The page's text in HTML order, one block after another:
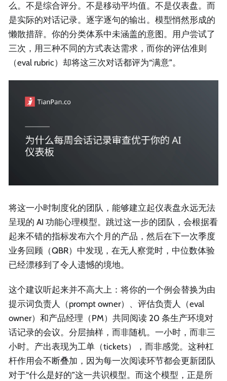
么。不是综合评分。不是移动平均值。不是仪表盘。而
是实际的对话记录。逐字逐句的输出。模型悄然形成的
懒散措辞。你的分类体系中未涵盖的意图。用户尝试了
三次，用三种不同的方式表达需求，而你的评估准则
（eval rubric）却将这三次对话都评为“满意”。
将这一小时制度化的团队，能够建立起仪表盘永远无法
呈现的 AI 功能心理模型。跳过这一步的团队，会根据看
起来不错的指标发布六个月的产品，然后在下一次季度
业务回顾（QBR）中发现，在无人察觉时，中位数体验
已经漂移到了令人遗憾的境地。
这个建议听起来并不高大上：将你的一个例会替换为由
提示词负责人（prompt owner）、评估负责人（eval
owner）和产品经理（PM）共同阅读 20 条生产环境对
话记录的会议。分层抽样，而非随机。一小时，而非三
小时。产出表现为工单（tickets），而非感觉。这种杠
杆作用会不断叠加，因为每一次阅读环节都会更新团队
对于“什么是好的”这一共识模型。而这个模型，正是所